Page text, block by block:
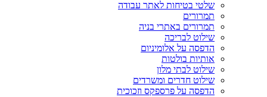
שלטי בטיחות לאתר עבודה
תמרורים
תמרורים באתרי בניה
שילוט לבריכה
הדפסה על אלומיניום
אותיות בולטות
שילוט לבתי מלון
שילוט חדרים ומשרדים
הדפסה על פרספקס וזכוכית